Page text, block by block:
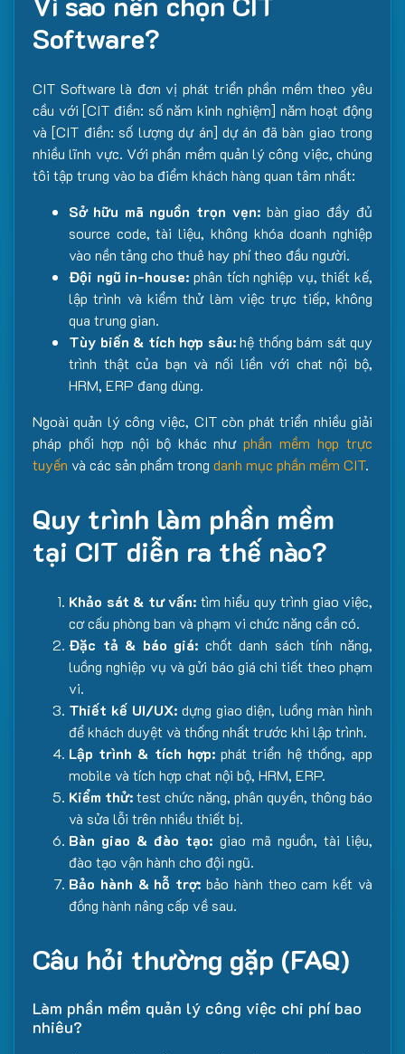
Software?
CIT Software là đơn vị phát triển phần mềm theo yêu
cầu với [CIT điền: số năm kinh nghiệm] năm hoạt động
và [CIT điền: số lượng dự án] dự án đã bàn giao trong
nhiều lĩnh vực. Với phần mềm quản lý công việc, chúng
tôi tập trung vào ba điểm khách hàng quan tâm nhất:
Sở hữu mã nguồn trọn vẹn:bàn giao đầy đủ
source code, tài liệu, không khóa doanh nghiệp
vào nền tảng cho thuê hay phí theo đầu người.
Đội ngũ in-house: phân tích nghiệp vụ, thiết kế,
lập trình và kiểm thử làm việc trực tiếp, không
qua trung gian.
Tùy biến & tích hợp sâu:hệ thống bám sát quy
trình thật của bạn và nối liền với chat nội bộ,
HRM, ERP đang dùng.
Ngoài quản lý công việc, CIT còn phát triển nhiều giải
pháp phối hợp nội bộ khác nhưphần mềm họp trực
tuyến và các sản phẩm trong danh mục phần mềm CIT.
Quy trình làm phần mềm
tại CIT diễn ra thế nào?
Khảo sát & tư vấn: tìm hiểu quy trình giao việc,
cơ cấu phòng ban và phạm vi chức năng cần có.
Đặc tả & báo giá: chốt danh sách tính năng,
luồng nghiệp vụ và gửi báo giá chi tiết theo phạm
vi.
Thiết kế UI/UX:dựng giao diện, luồng màn hình
để khách duyệt và thống nhất trước khi lập trình.
Lập trình & tích hợp:phát triển hệ thống, app
mobile và tích hợp chat nội bộ, HRM, ERP.
Kiểm thử:test chức năng, phân quyền, thông báo
và sửa lỗi trên nhiều thiết bị.
Bàn giao & đào tạo: giao mã nguồn, tài liệu,
đào tạo vận hành cho đội ngũ.
Bảo hành & hỗ trợ: bảo hành theo cam kết và
đồng hành nâng cấp về sau.
Câu hỏi thường gặp (FAQ)
Làm phần mềm quản lý công việc chi phí bao
nhiêu?